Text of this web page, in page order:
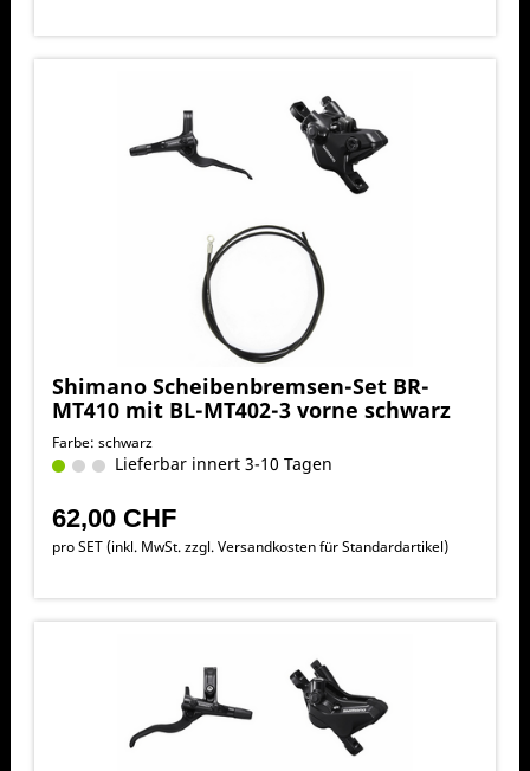
Shimano Scheibenbremsen-Set BR-
MT410 mit BL-MT402-3 vorne schwarz
Farbe: schwarz
Lieferbar innert 3-10 Tagen
62,00 CHF
pro SET (inkl. MwSt. zzgl.Versandkosten für Standardartikel)